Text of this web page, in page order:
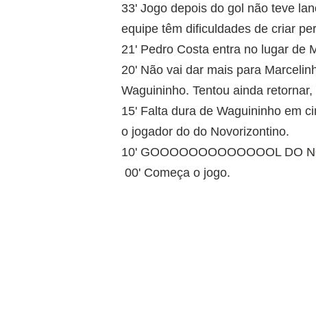
33' Jogo depois do gol não teve
equipe têm dificuldades de criar
21' Pedro Costa entra no lugar de
20' Não vai dar mais para
Waguininho. Tentou ainda
15' Falta dura de Waguininho em
o jogador do do Novorizontino.
10' GOOOOOOOOOOOOOL DO
00' Começa o jogo.